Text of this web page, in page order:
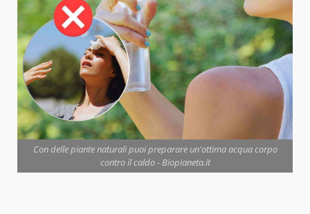
Con delle piante naturali puoi preparare un'ottima acqua corpo
contro il caldo - Biopianeta.it